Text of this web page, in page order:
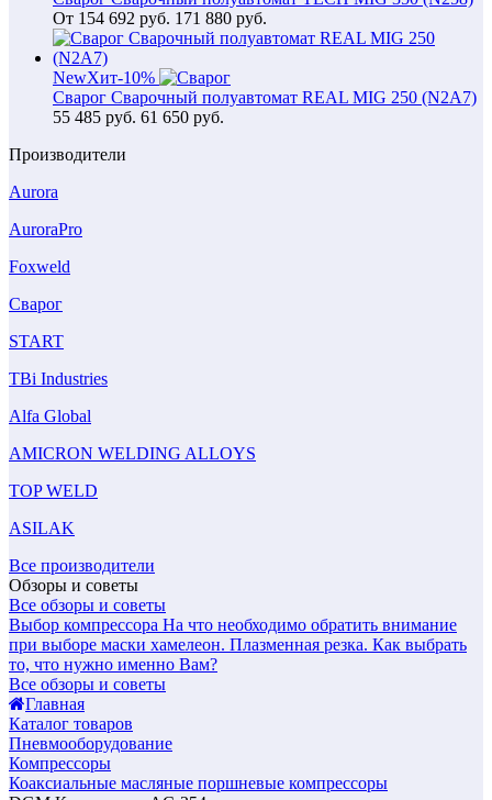
От 154 692 руб. 171 880 руб.
NewХит-10%
Сварог Сварочный полуавтомат REAL MIG 250 (N2A7)
55 485 руб. 61 650 руб.
Производители
Aurora
AuroraPro
Foxweld
Сварог
START
TBi Industries
Alfa Global
AMICRON WELDING ALLOYS
TOP WELD
ASILAK
Все производители
Обзоры и советы
Все обзоры и советы
Выбор компрессора На что необходимо обратить внимание
при выборе маски хамелеон. Плазменная резка. Как выбрать
то, что нужно именно Вам?
Все обзоры и советы
Главная
Каталог товаров
Пневмооборудование
Компрессоры
Коаксиальные масляные поршневые компрессоры